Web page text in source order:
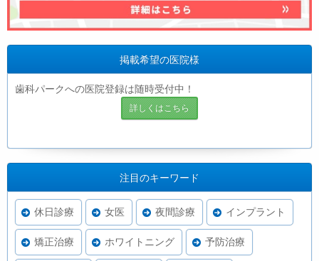
掲載希望の医院様
歯科パークへの医院登録は随時受付中！
詳しくはこちら
注目のキーワード
休日診療 女医 夜間診療 インプラント
矯正治療 ホワイトニング 予防治療